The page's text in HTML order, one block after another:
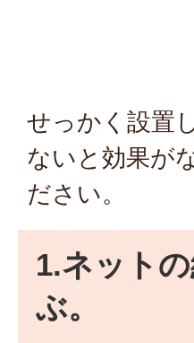
せっかく設置
ないと効果が
ださい。
1.ネット
ぶ。